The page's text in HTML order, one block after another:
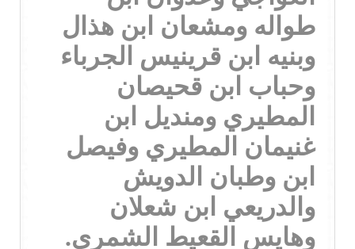
طواله ومشعان ابن هذال
وبنيه ابن قرينيس الجرباء
وحباب ابن قحيصان
المطيري ومنديل ابن
غنيمان المطيري وفيصل
ابن وطبان الدويش
والدريعي ابن شعلان
وهايس القعيط الشمري.